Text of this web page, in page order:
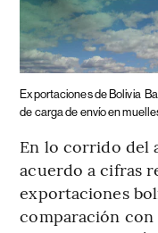
Exportaciones de Bolivia
de carga de envío en
En lo corrido del
acuerdo a cifras
exportaciones
comparación